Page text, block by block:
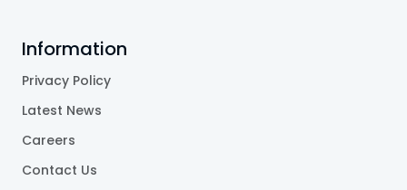
Information
Privacy Policy
Latest News
Careers
Contact Us